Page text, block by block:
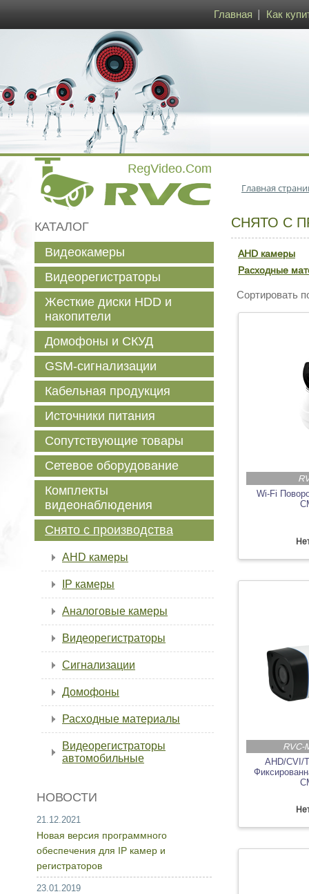
Главная Как
Главная
СНЯТО С
AHD камеры
Расходные
Сортировать
Wi-Fi
RVC-
AHD/CVI/
КАТАЛОГ
Видеокамеры
Видеорегистраторы
Жесткие диски HDD и
накопители
Домофоны и СКУД
GSM-сигнализации
Кабельная продукция
Источники питания
Сопутствующие товары
Сетевое оборудование
Комплекты
видеонаблюдения
Снято с производства
AHD камеры
IP камеры
Аналоговые камеры
Видеорегистраторы
Сигнализации
Домофоны
Расходные материалы
Видеорегистраторы
автомобильные
НОВОСТИ
21.12.2021
Новая версия программного
обеспечения для IP камер и
регистраторов
23.01.2019